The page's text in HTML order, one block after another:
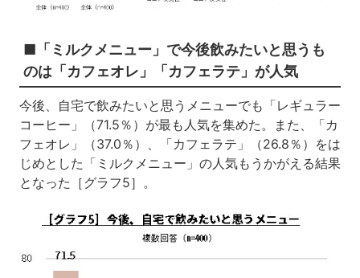
■「ミルクメニュー」で今後飲みたいと思うも
のは「カフェオレ」「カフェラテ」が人気
今後、自宅で飲みたいと思うメニューでも「レギュラー
コーヒー」（71.5％）が最も人気を集めた。また、「カ
フェオレ」（37.0％）、「カフェラテ」（26.8％）をは
じめとした「ミルクメニュー」の人気もうかがえる結果
となった［グラフ5］。